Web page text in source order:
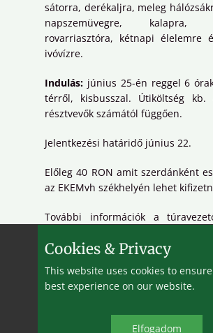
sátorra, derékaljra, meleg
napszemüvegre, kalapra,
rovarriasztóra, kétnapi élelemre
ivóvízre.
Indulás: június 25-én reggel 6
térről, kisbusszal. Útiköltség kb.
résztvevők számától függően.
Jelentkezési határidő június 22.
Előleg 40 RON amit szerdánként
az EKEMvh székhelyén lehet
További információk a
Cookies & Privacy
This website uses cookies to
best experience on our website.
Elfo​gadom